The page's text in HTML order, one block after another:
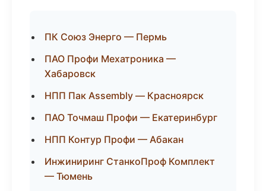
ПК Союз Энерго — Пермь
ПАО Профи Мехатроника —
Хабаровск
НПП Пак Assembly — Красноярск
ПАО Точмаш Профи — Екатеринбург
НПП Контур Профи — Абакан
Инжиниринг СтанкоПроф Комплект
— Тюмень